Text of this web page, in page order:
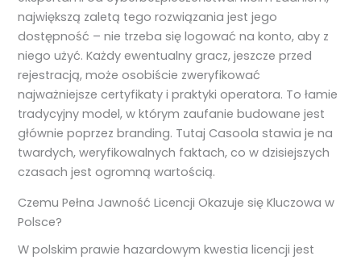
największą zaletą tego rozwiązania jest jego
dostępność – nie trzeba się logować na konto, aby z
niego użyć. Każdy ewentualny gracz, jeszcze przed
rejestracją, może osobiście zweryfikować
najważniejsze certyfikaty i praktyki operatora. To łamie
tradycyjny model, w którym zaufanie budowane jest
głównie poprzez branding. Tutaj Casoola stawia je na
twardych, weryfikowalnych faktach, co w dzisiejszych
czasach jest ogromną wartością.
Czemu Pełna Jawność Licencji Okazuje się Kluczowa w
Polsce?
W polskim prawie hazardowym kwestia licencji jest